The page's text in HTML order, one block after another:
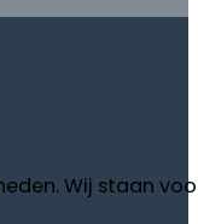
Wij staan